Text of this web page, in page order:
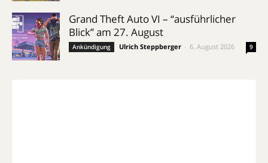
Grand Theft Auto VI – “ausführlicher
Blick” am 27. August
Ankündigung Ulrich Steppberger 6. August 2026 9